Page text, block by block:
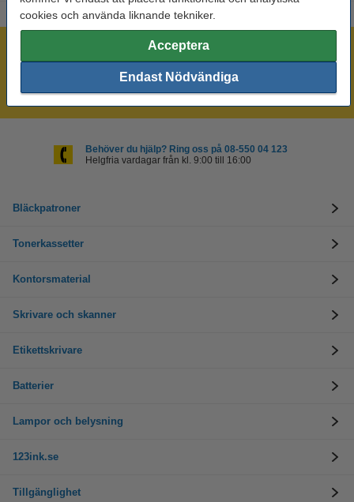
cookies och använda liknande tekniker.
Acceptera
Endast Nödvändiga
Beställ innan 16:00 så skickar vi idag!
Alltid låga priser!
Behöver du hjälp? Ring oss på 08-550 04 123
Helgfria vardagar från kl. 9:00 till 16:00
Bläckpatroner
Tonerkassetter
Kontorsmaterial
Skrivare och skanner
Etikettskrivare
Batterier
Lampor och belysning
123ink.se
Tillgänglighet